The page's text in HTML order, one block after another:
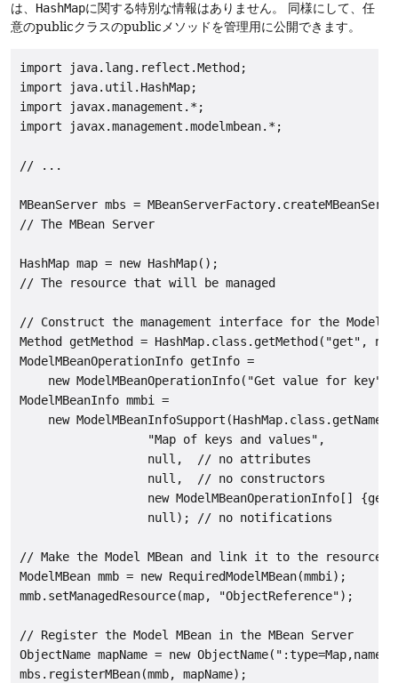
は、 HashMapに関する特別な情報はありません。
同様にして、任
意のpublicクラスのpublicメソッドを管理用に公開できます。
import java.lang.reflect.Method;
import java.util.HashMap;
import javax.management.*;
import javax.management.modelmbean.*;
// ...
MBeanServer mbs =
// The MBean Server
HashMap map = new HashMap();
// The resource that will be managed
// Construct the management interface for the Model
Method getMethod = HashMap.class.getMethod("get",
ModelMBeanOperationInfo getInfo =
new ModelMBeanOperationInfo("Get value for key",
ModelMBeanInfo mmbi =
new
                  "Map of keys and values",
                  null,  // no attributes
                  null,  // no constructors
new ModelMBeanOperationInfo[]
                  null); // no notifications
// Make the Model MBean and link it to the resource
ModelMBean mmb = new RequiredModelMBean(mmbi);
mmb.setManagedResource(map, "ObjectReference");
// Register the Model MBean in the MBean Server
ObjectName mapName = new
mbs.registerMBean(mmb, mapName);